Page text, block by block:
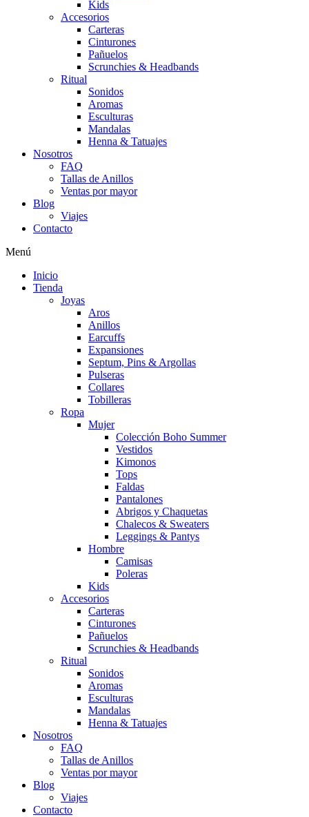
Kids
Accesorios
Carteras
Cinturones
Pañuelos
Scrunchies & Headbands
Ritual
Sonidos
Aromas
Esculturas
Mandalas
Henna & Tatuajes
Nosotros
FAQ
Tallas de Anillos
Ventas por mayor
Blog
Viajes
Contacto
Menú
Inicio
Tienda
Joyas
Aros
Anillos
Earcuffs
Expansiones
Septum, Pins & Argollas
Pulseras
Collares
Tobilleras
Ropa
Mujer
Colección Boho Summer
Vestidos
Kimonos
Tops
Faldas
Pantalones
Abrigos y Chaquetas
Chalecos & Sweaters
Leggings & Pantys
Hombre
Camisas
Poleras
Kids
Accesorios
Carteras
Cinturones
Pañuelos
Scrunchies & Headbands
Ritual
Sonidos
Aromas
Esculturas
Mandalas
Henna & Tatuajes
Nosotros
FAQ
Tallas de Anillos
Ventas por mayor
Blog
Viajes
Contacto